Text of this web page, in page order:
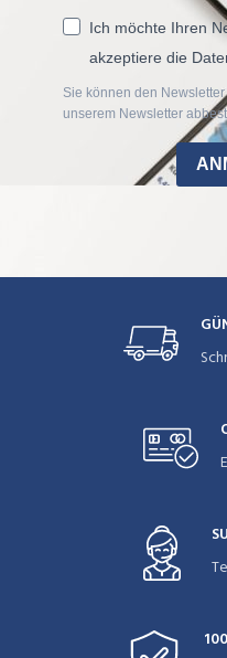
Ich möchte Ihren
akzeptiere die
Sie können den
unserem Newsletter